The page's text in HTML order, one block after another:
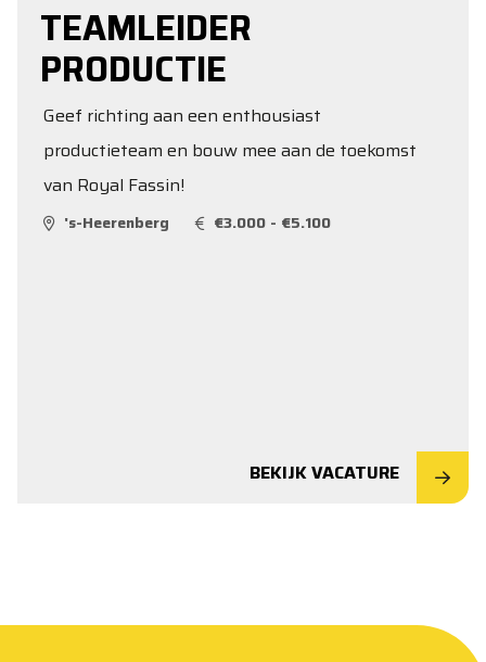
BEKIJK VACATURE
TEAMLEIDER
PRODUCTIE
Geef richting aan een enthousiast
productieteam en bouw mee aan de toekomst
van Royal Fassin!
's-Heerenberg €3.000 - €5.100